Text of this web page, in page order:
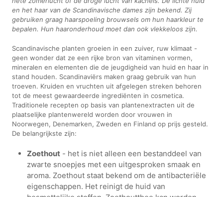
en het haar van de Scandinavische dames zijn bekend. Zij
gebruiken graag haarspoeling brouwsels om hun haarkleur te
bepalen. Hun haaronderhoud moet dan ook vlekkeloos zijn.
Scandinavische planten groeien in een zuiver, ruw klimaat -
geen wonder dat ze een rijke bron van vitaminen vormen,
mineralen en elementen die de jeugdigheid van huid en haar in
stand houden. Scandinaviërs maken graag gebruik van hun
troeven. Kruiden en vruchten uit afgelegen streken behoren
tot de meest gewaardeerde ingrediënten in cosmetica.
Traditionele recepten op basis van plantenextracten uit de
plaatselijke plantenwereld worden door vrouwen in
Noorwegen, Denemarken, Zweden en Finland op prijs gesteld.
De belangrijkste zijn:
Zoethout - het is niet alleen een bestanddeel van
zwarte snoepjes met een uitgesproken smaak en
aroma. Zoethout staat bekend om de antibacteriële
eigenschappen. Het reinigt de huid van